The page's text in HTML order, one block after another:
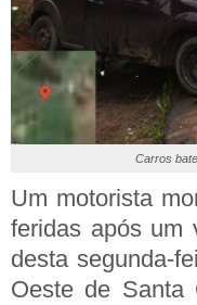
Carros
Um motorista
feridas após um
desta segunda-
Oeste de Santa